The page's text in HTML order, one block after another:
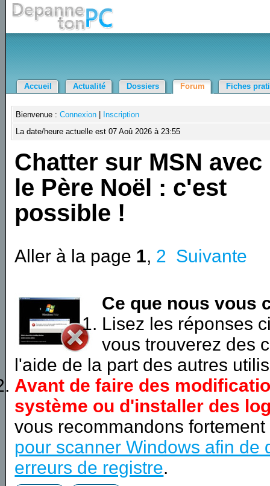
Accueil Actualité Dossiers Forum Fiches
Bienvenue :Connexion
Inscription
La date/heure actuelle est 07 Aoû 2026 à 23:55
Chatter sur MSN avec
le Père Noël : c'est
possible !
Aller à la page 1, 2 Suivante
Ce que nous vous
Lisez les réponses
vous trouverez des
l'aide de la part des autres
Avant de faire des
système ou d'installer des
vous recommandons
pour scanner Windows afin de
erreurs de registre.